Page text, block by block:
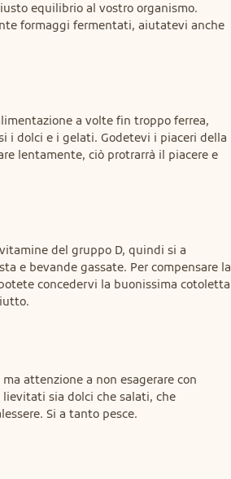
equilibrio al vostro organismo.
formaggi fermentati, aiutatevi anche
a volte fin troppo ferrea,
i dolci e i gelati. Godetevi i piaceri della
lentamente, ciò protrarrà il piacere e
del gruppo D, quindi si a
e bevande gassate. Per compensare la
concedervi la buonissima cotoletta
attenzione a non esagerare con
sia dolci che salati, che
Si a tanto pesce.